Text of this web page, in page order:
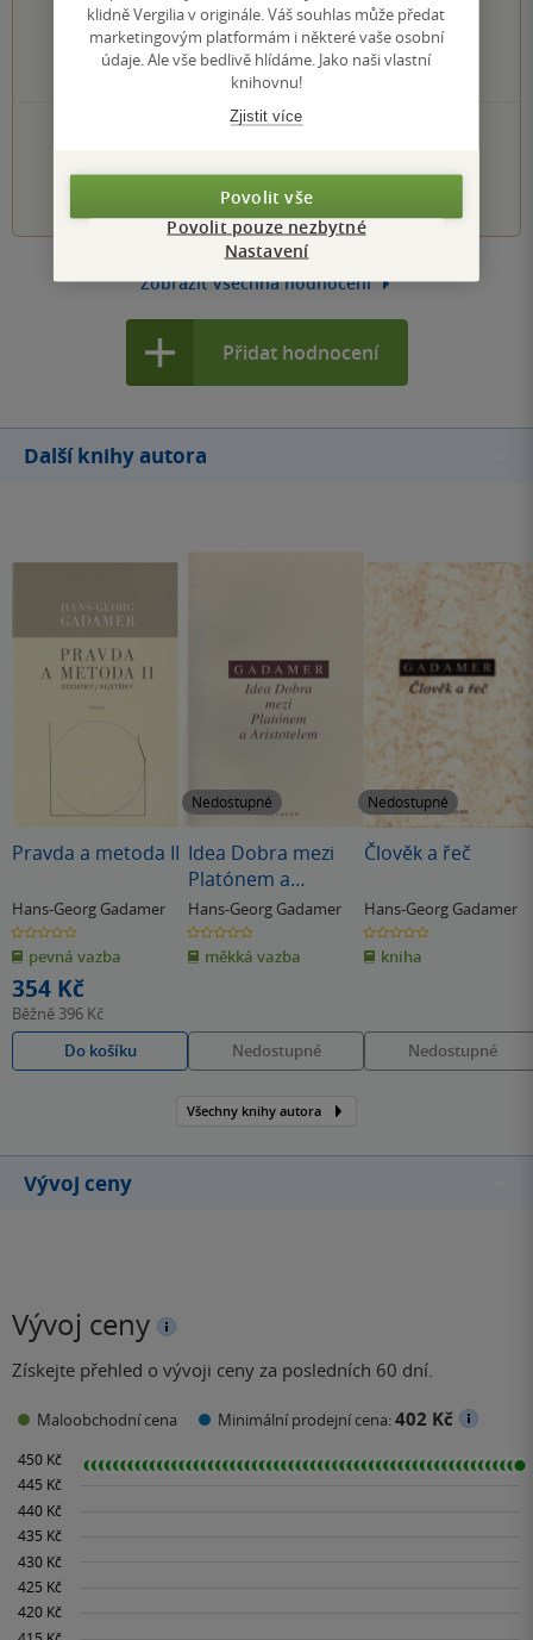
4 hvězdičky
0×
3 hvězdičky
0×
2 hvězdičky
1 hvezdička
PŘIDEJTE SVÉ HODNOCENÍ KNIHY
1 2 3 4 5
Zobrazit všechna hodnocení
Přidat hodnocení
Další knihy autora
Pravda a metoda II
Hans-Georg Gadamer
0.0
z
5
hvězdiček
pevná vazba
354 Kč
Běžně 396 Kč
Do košíku
Nedostupné
Idea Dobra mezi
Platónem a
Aristotelem
Hans-Georg Gadamer
0.0
z
5
hvězdiček
měkká vazba
Nedostupné
Nedostupné
Člověk a řeč
Hans-Georg Gadamer
0.0
z
5
hvězdiček
kniha
Nedostupné
Všechny knihy autora
Vývoj ceny
Vývoj ceny
Získejte přehled o vývoji ceny za posledních 60 dní.
Maloobchodní cena Minimální prodejní cena:402 Kč
klidně Vergilia v originále. Váš souhlas může předat
marketingovým platformám i některé vaše osobní
údaje. Ale vše bedlivě hlídáme. Jako naši vlastní
knihovnu!
Zjistit více
Povolit vše
Povolit pouze nezbytné
Nastavení